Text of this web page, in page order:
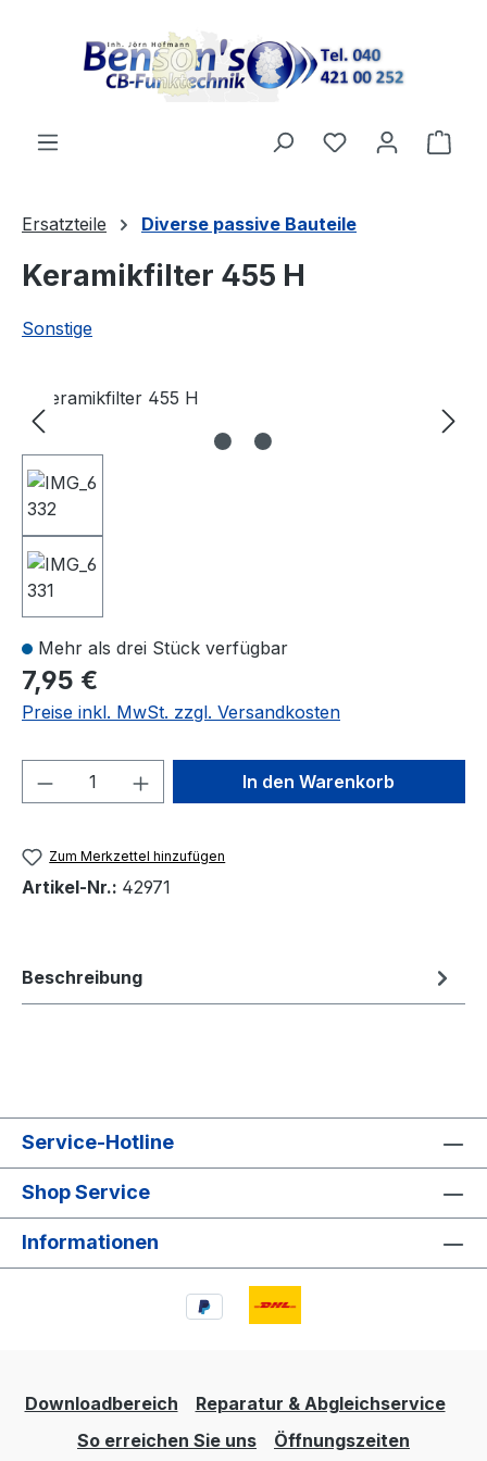
Ersatzteile Diverse passive Bauteile
Keramikfilter 455 H
Sonstige
Bildergalerie überspringen
Mehr als drei Stück verfügbar
7,95 €
Preise inkl. MwSt. zzgl. Versandkosten
Produkt Anzahl: Gib denIn den Warenkorb
Zum Merkzettel hinzufügen
Artikel-Nr.: 42971
Beschreibung
Service-Hotline
Shop Service
Informationen
Downloadbereich
Reparatur & Abgleichservice
So erreichen Sie uns
Öffnungszeiten